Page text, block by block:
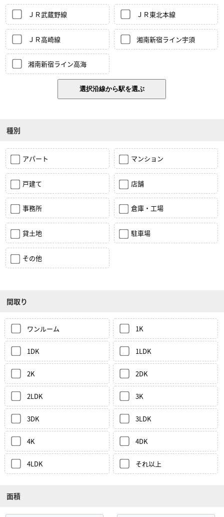
ＪＲ武蔵野線 ＪＲ東北本線
ＪＲ高崎線 湘南新宿ライン宇須
湘南新宿ライン高海
種別
アパート マンション
戸建て 店舗
事務所 倉庫・工場
貸土地 駐車場
その他
間取り
ワンルーム 1K
1DK 1LDK
2K 2DK
2LDK 3K
3DK 3LDK
4K 4DK
4LDK それ以上
面積